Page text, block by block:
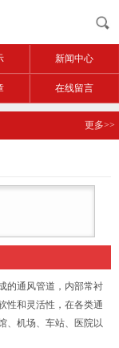
新闻中心
在线留言
更多>>
的通风管道，内部常衬
性和灵活性，在各类通
、机场、车站、医院以